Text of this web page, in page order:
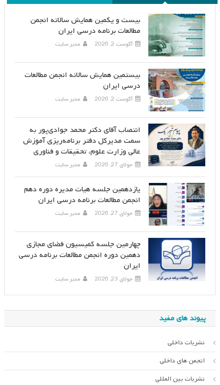
بیست و یکمین همایش سالانه انجمن
مطالعات برنامه درسی ایران
آگوست 2, 2026 مدیر سایت
بیستمین همایش سالانه انجمن مطالعات
درسی ایران
آگوست 2, 2026 مدیر سایت
انتصاب آقای دکتر محمد جوادی‌پور به
سمت مدیرکل دفتر برنامه‌ریزی آموزش
عالی وزارت علوم، تحقیقات و فناوری
جولای 27, 2026 مدیر سایت
یازدهمین جلسه هیات مدیره دوره دهم
انجمن مطالعات برنامه درسی ایران
جولای 27, 2026 مدیر سایت
چهارمین جلسه کمیسیون فضای مجازی
دهمین دوره انجمن مطالعات برنامه درسی
ایران
جولای 23, 2026 مدیر سایت
پیوند های مفید
نشریات داخلی
انجمن های داخلی
نشریات بین المللی